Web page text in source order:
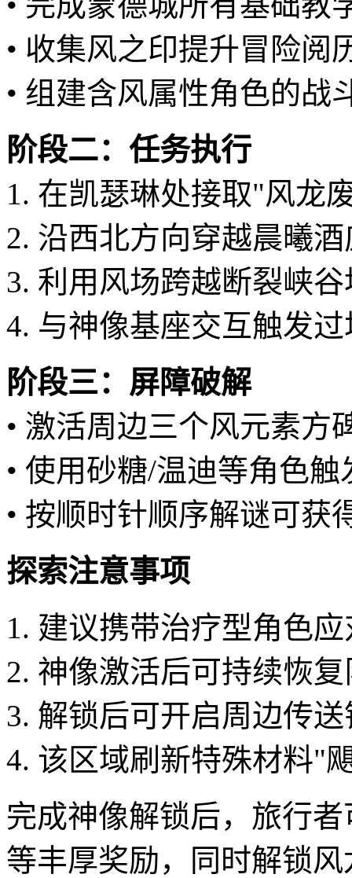
• 收集风之印提升冒险阅
• 组建含风属性角色的战
阶段二：任务执行
1. 在凯瑟琳处接取"风龙
2. 沿西北方向穿越晨曦
3. 利用风场跨越断裂峡
4. 与神像基座交互触发
阶段三：屏障破解
• 激活周边三个风元素方
• 使用砂糖/温迪等角色
• 按顺时针顺序解谜可获
探索注意事项
1. 建议携带治疗型角色
2. 神像激活后可持续恢
3. 解锁后可开启周边传
4. 该区域刷新特殊材料"
完成神像解锁后，旅行
等丰厚奖励，同时解锁